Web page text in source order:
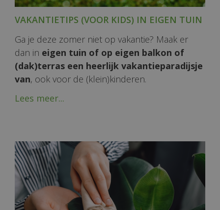
VAKANTIETIPS (VOOR KIDS) IN EIGEN TUIN
Ga je deze zomer niet op vakantie? Maak er
dan in eigen tuin of op eigen balkon of
(dak)terras een heerlijk vakantieparadijsje
van, ook voor de (klein)kinderen.
Lees meer...